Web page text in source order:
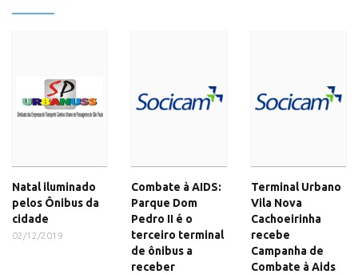
Natal iluminado
pelos Ônibus da
cidade
02/12/2019
Combate à AIDS:
Parque Dom
Pedro II é o
terceiro terminal
de ônibus a
receber
Terminal Urbano
Vila Nova
Cachoeirinha
recebe
Campanha de
Combate à Aids